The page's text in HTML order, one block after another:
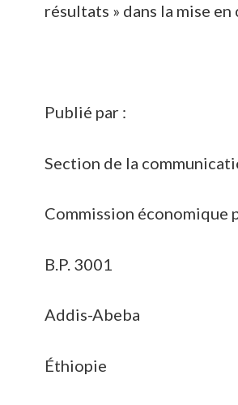
résultats » dans la mise
Publié par :
Section de la
Commission économique
B.P. 3001
Addis-Abeba
Éthiopie